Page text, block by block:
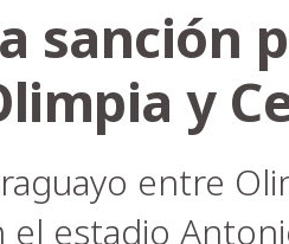
sanción
y
entre
estadio